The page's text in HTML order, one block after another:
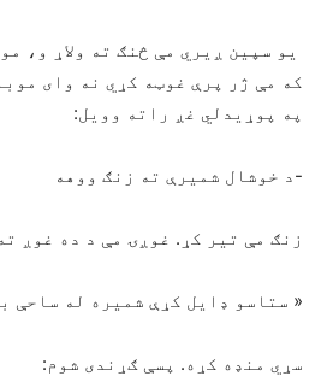
یو سپین ږیري مې څنګ ته ولاړ و،
که مې ژر پرې غوټه کړي نه وای
په پوړیدلي غږ راته وویل:
-د خوشال شمیرې ته زنګ ووهه
زنګ مې تیر کړ. غوږۍ مې د ده غوږ
« ستاسو ډایل کړې شمیره له ساحې
سړي منډه کړه. پسې ګړندی شوم: